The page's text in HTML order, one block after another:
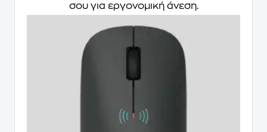
σου για εργονομική άνεση.